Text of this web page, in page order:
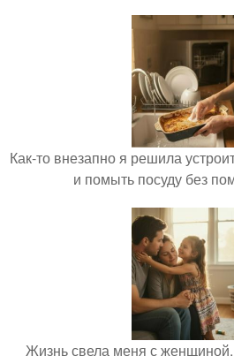
Как-то внезапно я решила
и помыть посуду без
Жизнь свела меня с женщиной,